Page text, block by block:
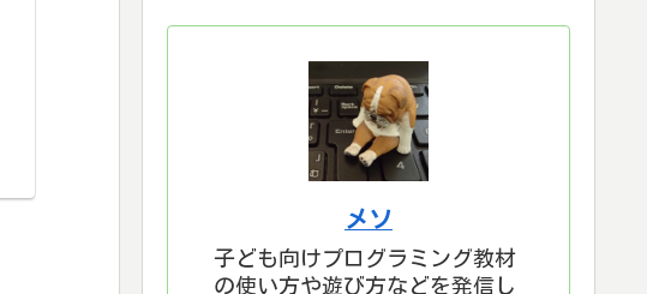
メソ
子ども向けプログラミング教材
の使い方や遊び方などを発信し